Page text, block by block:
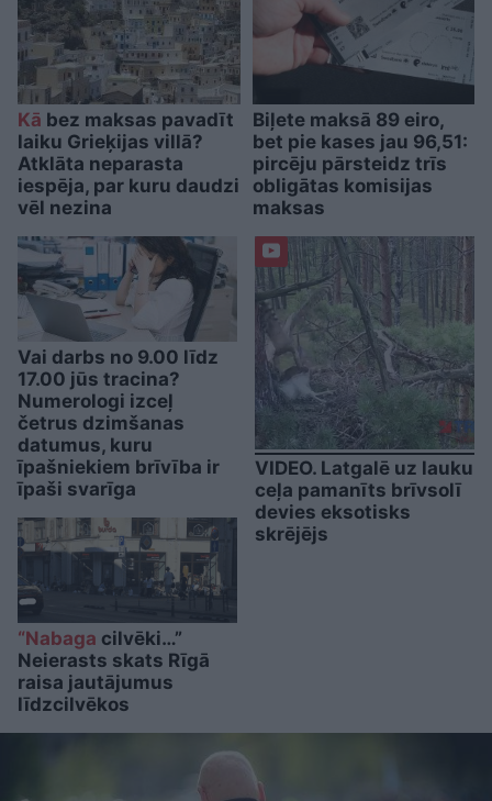
Kā bez maksas pavadīt
laiku Grieķijas villā?
Atklāta neparasta
iespēja, par kuru daudzi
vēl nezina
Biļete maksā 89 eiro,
bet pie kases jau 96,51:
pircēju pārsteidz trīs
obligātas komisijas
maksas
Vai darbs no 9.00 līdz
17.00 jūs tracina?
Numerologi izceļ
četrus dzimšanas
datumus, kuru
īpašniekiem brīvība ir
īpaši svarīga
“Nabaga cilvēki…”
Neierasts skats Rīgā
raisa jautājumus
līdzcilvēkos
VIDEO. Latgalē uz lauku
ceļa pamanīts brīvsolī
devies eksotisks
skrējējs